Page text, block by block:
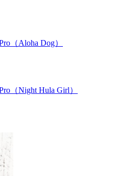
（Aloha Dog）
（Night Hula Girl）